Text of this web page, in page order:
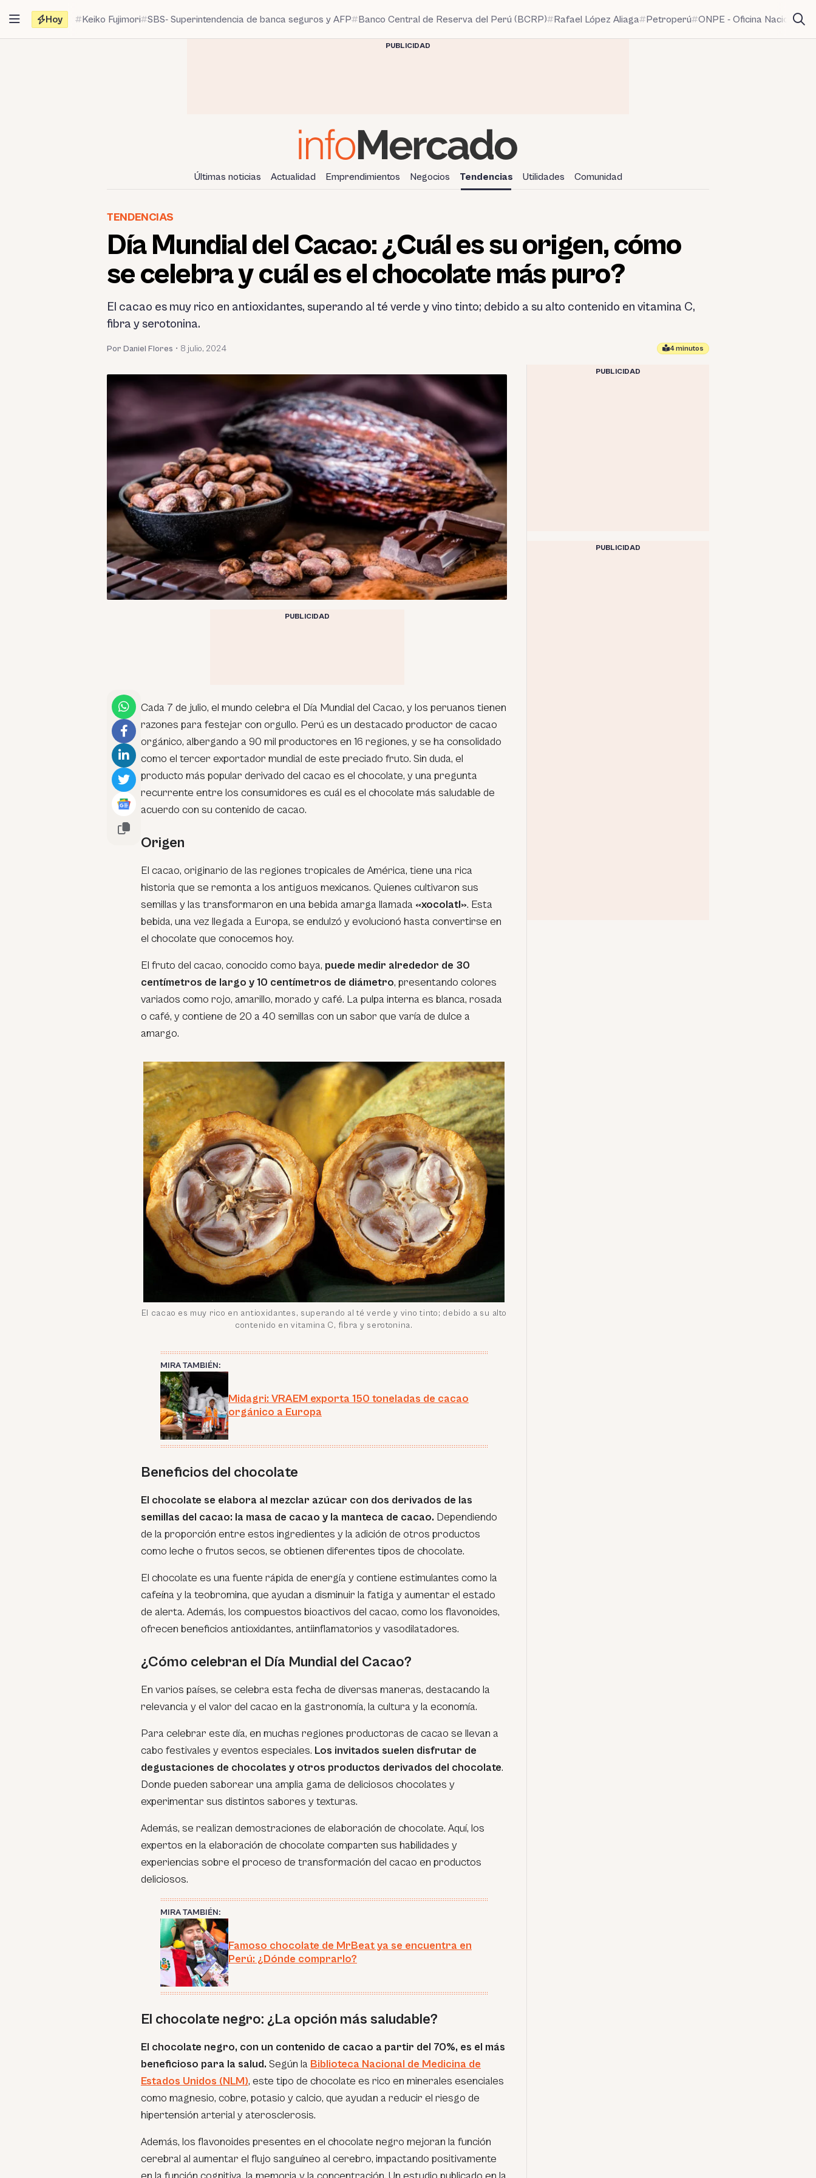
contenido
Hoy Keiko Fujimori SBS- Superintendencia de banca seguros y AFP Banco Central de Reserva del Perú (BCRP) Rafael López Aliaga Petroperú ONPE - Oficina Nacional
PUBLICIDAD
Últimas noticias Actualidad Emprendimientos Negocios Tendencias Utilidades Comunidad
TENDENCIAS
Día Mundial del Cacao: ¿Cuál es su origen, cómo
se celebra y cuál es el chocolate más puro?
El cacao es muy rico en antioxidantes, superando al té verde y vino tinto; debido a su alto contenido en vitamina C,
fibra y serotonina.
Por Daniel Flores • 8 julio, 2024 4 minutos
PUBLICIDAD
Cada 7 de julio, el mundo celebra el Día Mundial del Cacao, y los peruanos tienen
razones para festejar con orgullo. Perú es un destacado productor de cacao
orgánico, albergando a 90 mil productores en 16 regiones, y se ha consolidado
como el tercer exportador mundial de este preciado fruto. Sin duda, el
producto más popular derivado del cacao es el chocolate, y una pregunta
recurrente entre los consumidores es cuál es el chocolate más saludable de
acuerdo con su contenido de cacao.
Origen
El cacao, originario de las regiones tropicales de América, tiene una rica
historia que se remonta a los antiguos mexicanos. Quienes cultivaron sus
semillas y las transformaron en una bebida amarga llamada «xocolatl». Esta
bebida, una vez llegada a Europa, se endulzó y evolucionó hasta convertirse en
el chocolate que conocemos hoy.
El fruto del cacao, conocido como baya, puede medir alrededor de 30
centímetros de largo y 10 centímetros de diámetro, presentando colores
variados como rojo, amarillo, morado y café. La pulpa interna es blanca, rosada
o café, y contiene de 20 a 40 semillas con un sabor que varía de dulce a
amargo.
El cacao es muy rico en antioxidantes, superando al té verde y vino tinto; debido a su alto
contenido en vitamina C, fibra y serotonina.
MIRA TAMBIÉN:
Midagri: VRAEM exporta 150 toneladas de cacao
orgánico a Europa
Beneficios del chocolate
El chocolate se elabora al mezclar azúcar con dos derivados de las
semillas del cacao: la masa de cacao y la manteca de cacao. Dependiendo
de la proporción entre estos ingredientes y la adición de otros productos
como leche o frutos secos, se obtienen diferentes tipos de chocolate.
El chocolate es una fuente rápida de energía y contiene estimulantes como la
cafeína y la teobromina, que ayudan a disminuir la fatiga y aumentar el estado
de alerta. Además, los compuestos bioactivos del cacao, como los flavonoides,
ofrecen beneficios antioxidantes, antiinflamatorios y vasodilatadores.
¿Cómo celebran el Día Mundial del Cacao?
En varios países, se celebra esta fecha de diversas maneras, destacando la
relevancia y el valor del cacao en la gastronomía, la cultura y la economía.
Para celebrar este día, en muchas regiones productoras de cacao se llevan a
cabo festivales y eventos especiales. Los invitados suelen disfrutar de
degustaciones de chocolates y otros productos derivados del chocolate.
Donde pueden saborear una amplia gama de deliciosos chocolates y
experimentar sus distintos sabores y texturas.
Además, se realizan demostraciones de elaboración de chocolate. Aquí, los
expertos en la elaboración de chocolate comparten sus habilidades y
experiencias sobre el proceso de transformación del cacao en productos
deliciosos.
MIRA TAMBIÉN:
Famoso chocolate de MrBeat ya se encuentra en
Perú: ¿Dónde comprarlo?
El chocolate negro: ¿La opción más saludable?
El chocolate negro, con un contenido de cacao a partir del 70%, es el más
beneficioso para la salud. Según la Biblioteca Nacional de Medicina de
Estados Unidos (NLM), este tipo de chocolate es rico en minerales esenciales
como magnesio, cobre, potasio y calcio, que ayudan a reducir el riesgo de
hipertensión arterial y aterosclerosis.
Además, los flavonoides presentes en el chocolate negro mejoran la función
cerebral al aumentar el flujo sanguíneo al cerebro, impactando positivamente
PUBLICIDAD
PUBLICIDAD